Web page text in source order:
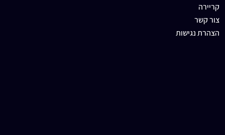
קריירה
צור קשר
הצהרת נגישות